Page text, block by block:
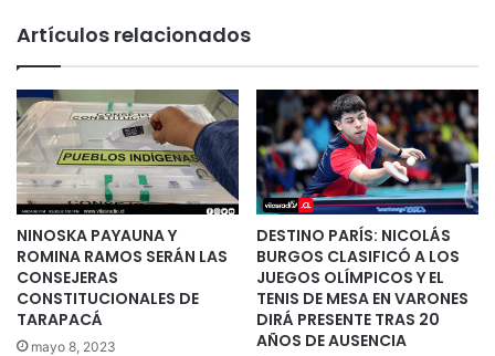
Artículos relacionados
NINOSKA PAYAUNA Y
ROMINA RAMOS SERÁN LAS
CONSEJERAS
CONSTITUCIONALES DE
TARAPACÁ
mayo 8, 2023
DESTINO PARÍS: NICOLÁS
BURGOS CLASIFICÓ A LOS
JUEGOS OLÍMPICOS Y EL
TENIS DE MESA EN VARONES
DIRÁ PRESENTE TRAS 20
AÑOS DE AUSENCIA